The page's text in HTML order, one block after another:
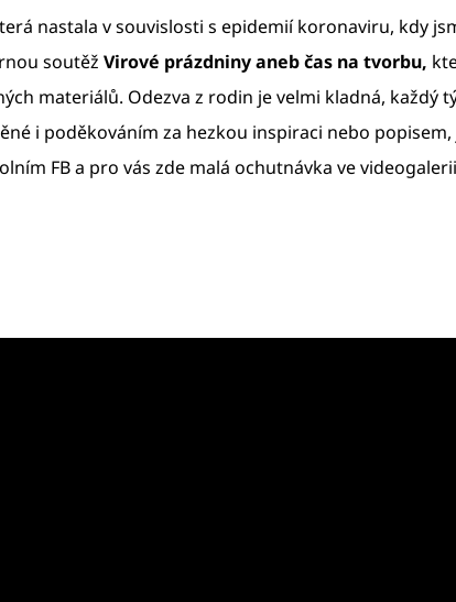
nastala v souvislosti s epidemií koronaviru, kdy
soutěž Virové prázdniny aneb čas na tvorbu,
materiálů. Odezva z rodin je velmi kladná, každý
i poděkováním za hezkou inspiraci nebo
FB a pro vás zde malá ochutnávka ve